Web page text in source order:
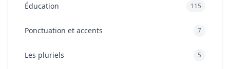
Éducation 115
Ponctuation et accents 7
Les pluriels 5